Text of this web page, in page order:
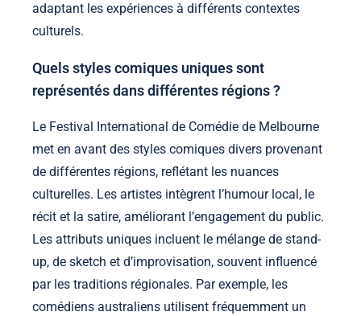
adaptant les expériences à différents contextes
culturels.
Quels styles comiques uniques sont
représentés dans différentes régions ?
Le Festival International de Comédie de Melbourne
met en avant des styles comiques divers provenant
de différentes régions, reflétant les nuances
culturelles. Les artistes intègrent l’humour local, le
récit et la satire, améliorant l’engagement du public.
Les attributs uniques incluent le mélange de stand-
up, de sketch et d’improvisation, souvent influencé
par les traditions régionales. Par exemple, les
comédiens australiens utilisent fréquemment un